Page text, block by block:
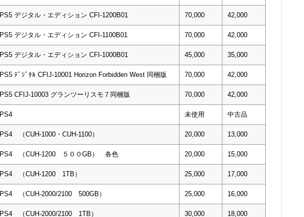
PS5 デジタル・エディション CFI-1200B01 70,000 42,000
PS5 デジタル・エディション CFI-1100B01 70,000 42,000
PS5 デジタル・エディション CFI-1000B01 45,000 35,000
PS5 ﾃﾞｼﾞﾀﾙ CFIJ-10001 Horizon Forbidden West 同梱版 70,000 42,000
PS5 CFIJ-10003 グランツーリスモ７同梱版 70,000 42,000
PS4 未使用 中古品
PS4 （CUH-1000・CUH-1100） 20,000 13,000
PS4 （CUH-1200 ５００GB） 各色 20,000 15,000
PS4 （CUH-1200 1TB） 25,000 17,000
PS4 （CUH-2000/2100 500GB） 25,000 16,000
PS4 （CUH-2000/2100 1TB） 30,000 18,000